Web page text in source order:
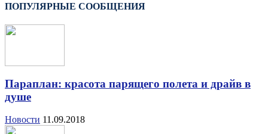
ПОПУЛЯРНЫЕ СООБЩЕНИЯ
Параплан: красота парящего полета и драйв в
душе
Новости 11.09.2018